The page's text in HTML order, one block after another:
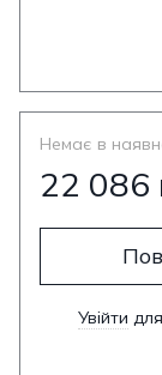
Немає в
22 086
Увійти